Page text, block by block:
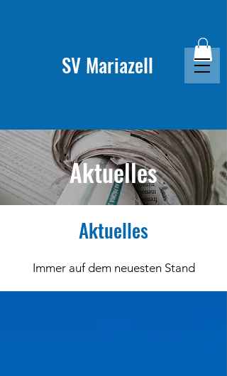
SV Mariazell
Aktuelles
Aktuelles
Immer auf dem neuesten Stand